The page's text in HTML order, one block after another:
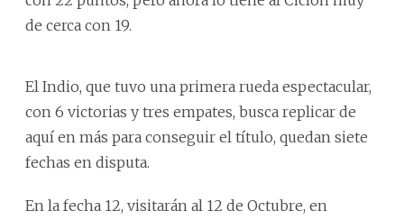
de cerca con 19.
El Indio, que tuvo una primera rueda espectacular,
con 6 victorias y tres empates, busca replicar de
aquí en más para conseguir el título, quedan siete
fechas en disputa.
En la fecha 12, visitarán al 12 de Octubre, en